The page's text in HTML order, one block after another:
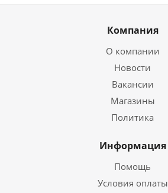
Компания
О компании
Новости
Вакансии
Магазины
Политика
Информация
Помощь
Условия оплаты